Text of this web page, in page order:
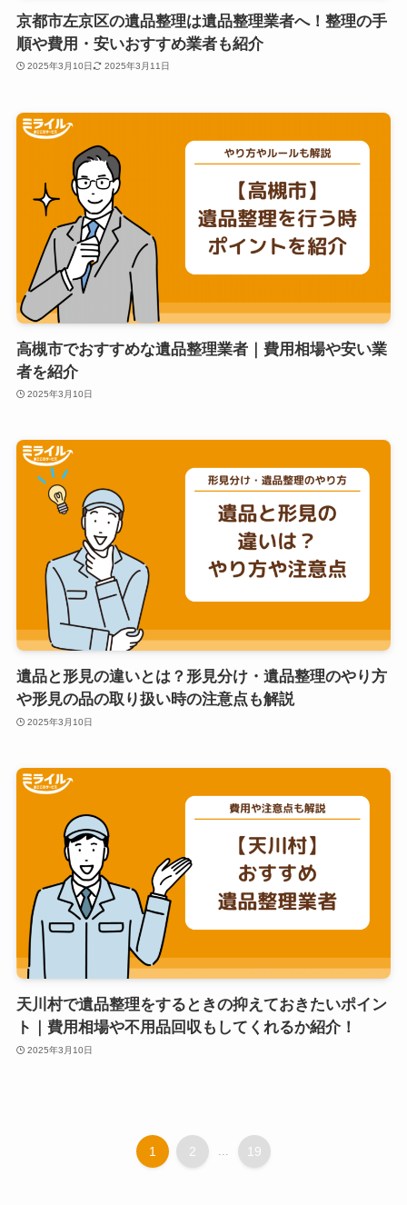
京都市左京区の遺品整理は遺品整理業者へ！整理の手
順や費用・安いおすすめ業者も紹介
2025年3月10日 2025年3月11日
高槻市でおすすめな遺品整理業者｜費用相場や安い業
者を紹介
2025年3月10日
遺品と形見の違いとは？形見分け・遺品整理のやり方
や形見の品の取り扱い時の注意点も解説
2025年3月10日
天川村で遺品整理をするときの抑えておきたいポイン
ト｜費用相場や不用品回収もしてくれるか紹介！
2025年3月10日
1 2 ... 19